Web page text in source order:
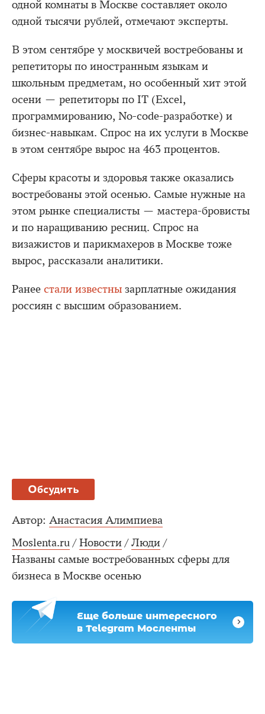
одной комнаты в Москве составляет около
одной тысячи рублей, отмечают эксперты.
В этом сентябре у москвичей востребованы и
репетиторы по иностранным языкам и
школьным предметам, но особенный хит этой
осени — репетиторы по IT (Excel,
программированию, No-code-разработке) и
бизнес-навыкам. Спрос на их услуги в Москве
в этом сентябре вырос на 463 процентов.
Сферы красоты и здоровья также оказались
востребованы этой осенью. Самые нужные на
этом рынке специалисты — мастера-бровисты
и по наращиванию ресниц. Спрос на
визажистов и парикмахеров в Москве тоже
вырос, рассказали аналитики.
Ранее стали известны зарплатные ожидания
россиян с высшим образованием.
Обсудить
Автор: Анастасия Алимпиева
Moslenta.ru / Новости / Люди /
Названы самые востребованных сферы для
бизнеса в Москве осенью
Еще больше интересного
в Telegram Мосленты